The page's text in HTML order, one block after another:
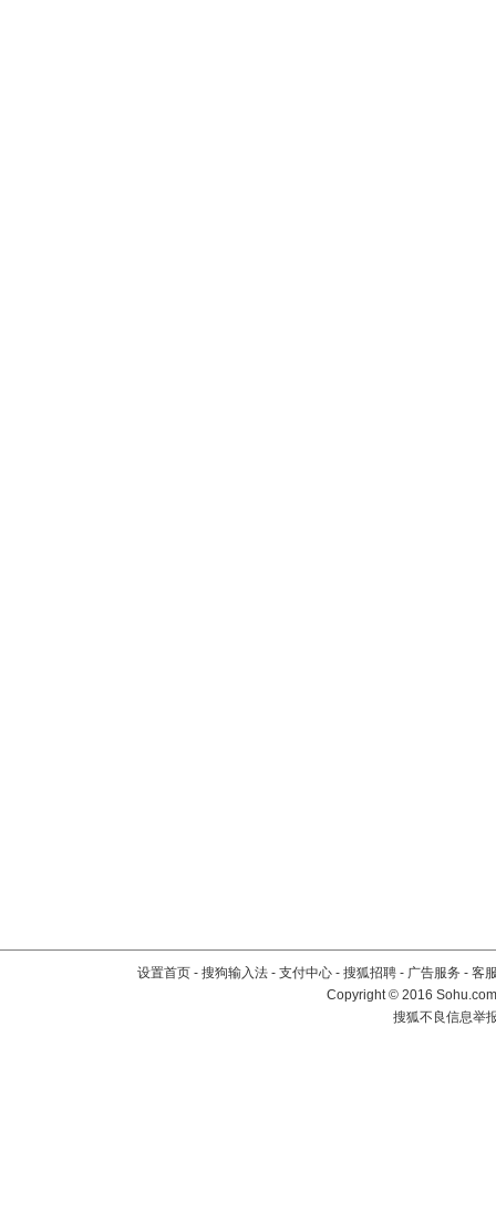
设置首页 - 搜狗输入法 - 支付中心 - 搜狐招聘 - 广告服务 - 客
Copyright©2016
搜狐不良信息举